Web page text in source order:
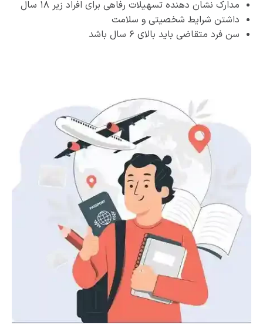
مدارک نشان­ دهنده­ تسهیلات رفاهی برای افراد زیر ۱۸ سال
داشتن شرایط شخصیتی و سلامت
سن فرد متقاضی باید بالای ۶ سال باشد